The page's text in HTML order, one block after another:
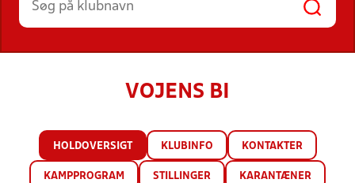
VOJENS BI
HOLDOVERSIGT KLUBINFO KONTAKTER
KAMPPROGRAM STILLINGER KARANTÆNER